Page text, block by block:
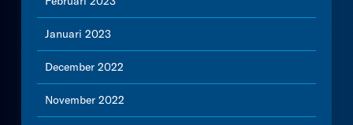
Januari 2023
December 2022
November 2022